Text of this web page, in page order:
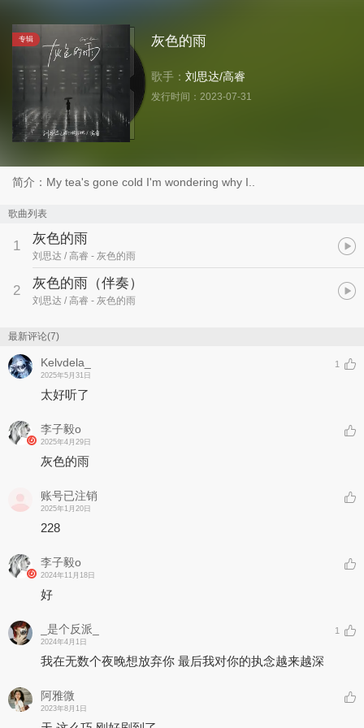
专辑 灰色的雨
歌手： 刘思达/高睿
发行时间： 2023-07-31
简介：My tea's gone cold I'm wondering why I..
歌曲列表
1 灰色的雨
刘思达 / 高睿 - 灰色的雨
2 灰色的雨（伴奏）
刘思达 / 高睿 - 灰色的雨
最新评论(7)
Kelvdela_
2025年5月31日
1
太好听了
李子毅o
2025年4月29日
灰色的雨
账号已注销
2025年1月20日
228
李子毅o
2024年11月18日
好
_是个反派_
2024年4月1日
1
我在无数个夜晚想放弃你 最后我对你的执念越来越深
阿雅微
2023年8月1日